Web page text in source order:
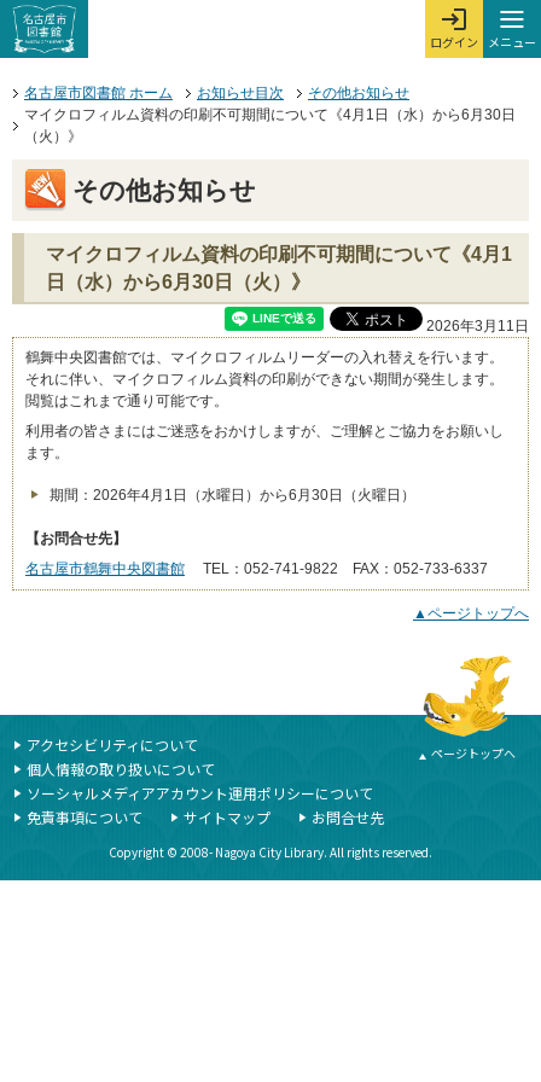
ページの先頭です。
本文へジャンプする。
ここからサイト内共通メニューです。
サイト内共通メニューをスキップする
ログイン
ログインを開
メニュー
メ
サイト内共通メニューここまで。
名古屋市図書館 ホーム
お知らせ目次
その他お知らせ
マイクロフィルム資料の印刷不可期間について《4月1日（水）から6月30日
（火）》
その他お知らせ
マイクロフィルム資料の印刷不可期間について《4月1
日（水）から6月30日（火）》
2026年3月11日
鶴舞中央図書館では、マイクロフィルムリーダーの入れ替えを行います。
それに伴い、マイクロフィルム資料の印刷ができない期間が発生します。
閲覧はこれまで通り可能です。
利用者の皆さまにはご迷惑をおかけしますが、ご理解とご協力をお願いし
ます。
期間：2026年4月1日（水曜日）から6月30日（火曜日）
【お問合せ先】
名古屋市鶴舞中央図書館 TEL：052-741-9822 FAX：052-733-6337
▲ページトップへ
ページトップへ
アクセシビリティについて
個人情報の取り扱いについて
ソーシャルメディアアカウント運用ポリシーについて
免責事項について
サイトマップ お問合せ先
Copyright © 2008- Nagoya City Library. All rights reserved.